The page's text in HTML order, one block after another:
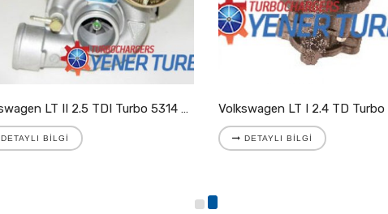
Volkswagen LT II 2.5 TDI Turbo 5314 988 7025
DETAYLI BILGI DETAYLI BILGI